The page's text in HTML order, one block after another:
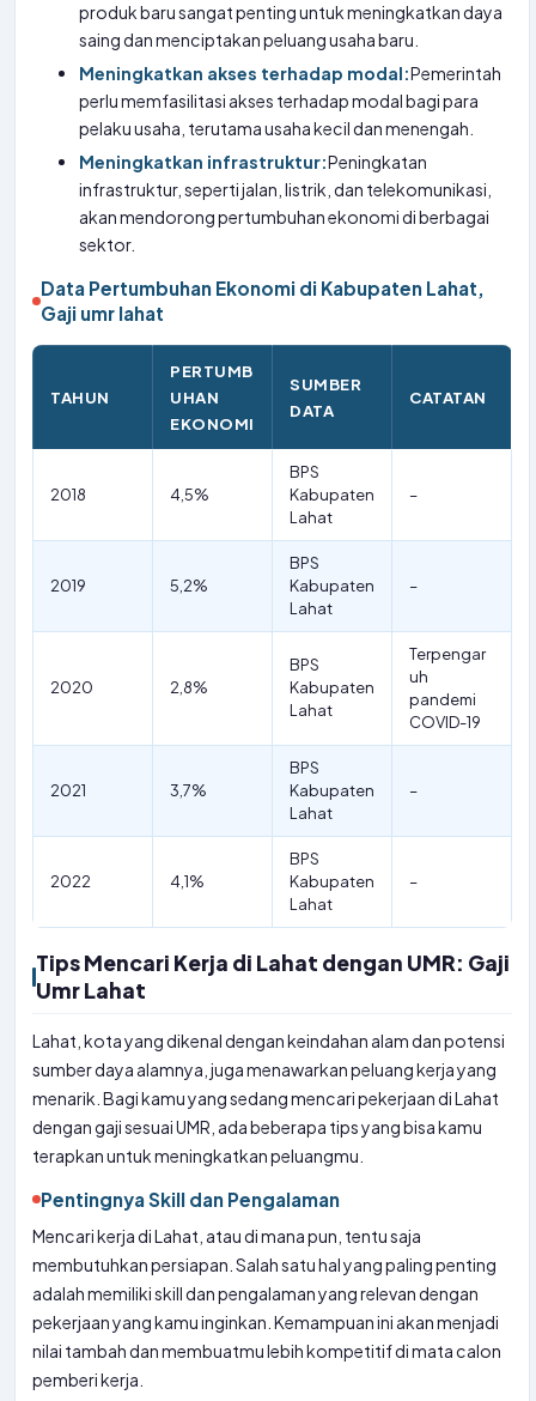
produk baru sangat penting untuk meningkatkan daya
saing dan menciptakan peluang usaha baru.
Meningkatkan akses terhadap modal:Pemerintah
perlu memfasilitasi akses terhadap modal bagi para
pelaku usaha, terutama usaha kecil dan menengah.
Meningkatkan infrastruktur:Peningkatan
infrastruktur, seperti jalan, listrik, dan telekomunikasi,
akan mendorong pertumbuhan ekonomi di berbagai
sektor.
Data Pertumbuhan Ekonomi di Kabupaten Lahat,
Gaji umr lahat
TAHUN
PERTUMB
UHAN
EKONOMI
SUMBER
DATA
CATATAN
2018 4,5%
BPS
Kabupaten
Lahat
–
2019 5,2%
BPS
Kabupaten
Lahat
–
2020 2,8%
BPS
Kabupaten
Lahat
Terpengar
uh
pandemi
COVID-19
2021 3,7%
BPS
Kabupaten
Lahat
–
2022 4,1%
BPS
Kabupaten
Lahat
–
Tips Mencari Kerja di Lahat dengan UMR: Gaji
Umr Lahat
Lahat, kota yang dikenal dengan keindahan alam dan potensi
sumber daya alamnya, juga menawarkan peluang kerja yang
menarik. Bagi kamu yang sedang mencari pekerjaan di Lahat
dengan gaji sesuai UMR, ada beberapa tips yang bisa kamu
terapkan untuk meningkatkan peluangmu.
Pentingnya Skill dan Pengalaman
Mencari kerja di Lahat, atau di mana pun, tentu saja
membutuhkan persiapan. Salah satu hal yang paling penting
adalah memiliki skill dan pengalaman yang relevan dengan
pekerjaan yang kamu inginkan. Kemampuan ini akan menjadi
nilai tambah dan membuatmu lebih kompetitif di mata calon
pemberi kerja.